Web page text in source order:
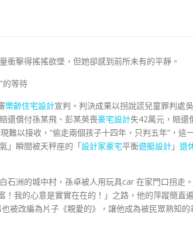
衝擊得搖搖欲墜，但她卻感到前所未有的平靜。
的等待
樂齡住宅設計宣判。判決成果以拐說謊兒童罪判處吳
還償付孫某飛、彭某英喪豪宅設計失42萬元，賠還
難以接收，“偷走兩個孩子十四年，只判五年”，這
」瞬間被天秤座的「設計家豪宅平衡遊艇設計 」 退
石洲的城中村，孫卓被人用玩具car 在家門口拐走。
我的心意是實實在在的！」之路，他的萍蹤簡直遍
被改編為片子《親愛的》，讓他成為被民眾熟知的